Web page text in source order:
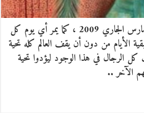
مرّ يوم السبت الثامن من مارس الجاري 2009 ، كما يمر أي يوم كل
الأيام من دون أن يقف العالم كله تحية
الرجال في هذا الوجود ليؤدوا تحية
الآخر ..